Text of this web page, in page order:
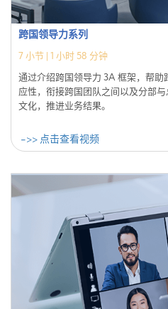
跨国领导力系列
7小节 | 1 小时 58 分钟
通过介绍跨国领导力 3A 框架，帮
应性，衔接跨国团队之间以及分部
文化，推进业务结果。
->> 点击查看视频